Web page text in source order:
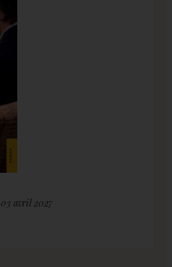
par samedi 3 avril 2026 de 10h à 18h - 03 avril 2027